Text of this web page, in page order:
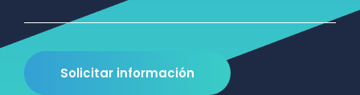
Solicitar información